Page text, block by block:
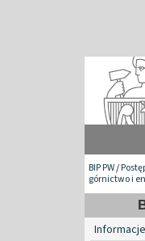
BIP PW/
górnictwo i